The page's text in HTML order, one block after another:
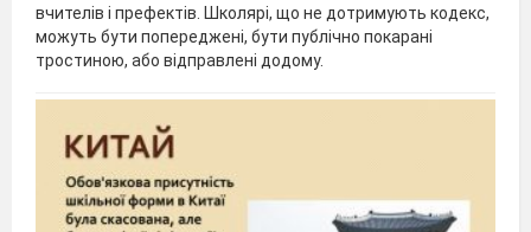
вчителів і префектів. Школярі, що не дотримують кодекс,
можуть бути попереджені, бути публічно покарані
тростиною, або відправлені додому.